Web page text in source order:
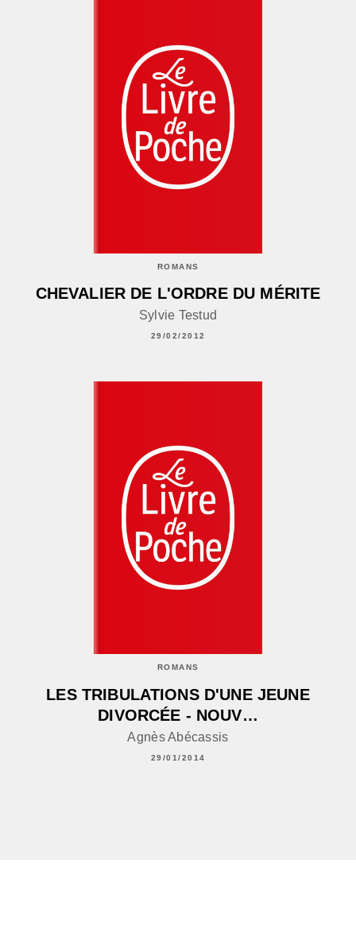
ROMANS
CHEVALIER DE L'ORDRE DU MÉRITE
Sylvie Testud
29/02/2012
ROMANS
LES TRIBULATIONS D'UNE JEUNE
DIVORCÉE - NOUV…
Agnès Abécassis
29/01/2014